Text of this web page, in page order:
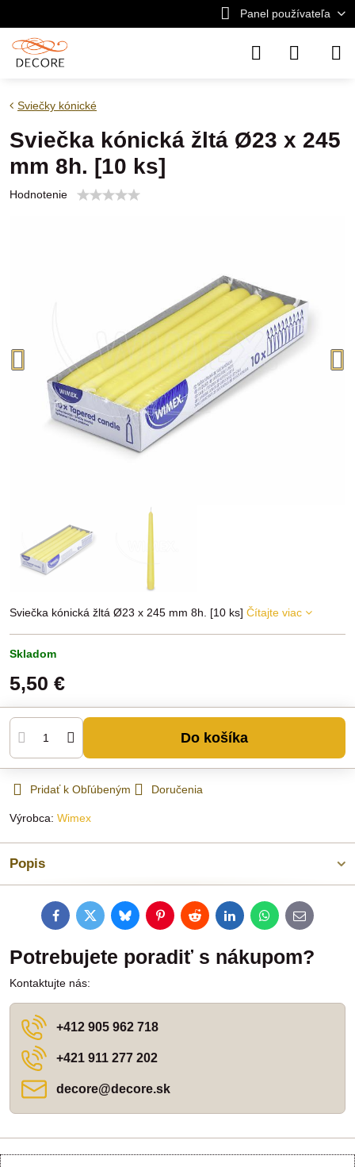
Panel používateľa
Sviečky kónické
Sviečka kónická žltá Ø23 x 245
mm 8h. [10 ks]
Hodnotenie
Sviečka kónická žltá Ø23 x 245 mm 8h. [10 ks] Čítajte viac
Skladom
5,50 €
Do košíka
Pridať k Obľúbeným Doručenia
Výrobca: Wimex
Popis
FacebookTwitterBlueskyPinterestRedditLinkedInWhatsApp
E-
mail
Potrebujete poradiť s nákupom?
Kontaktujte nás:
+412 905 962 718
+421 911 277 202
decore​@decore​.sk